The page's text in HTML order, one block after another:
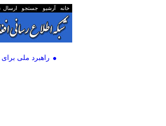
خانه آرشیو جستجو
راهبرد ملی برای